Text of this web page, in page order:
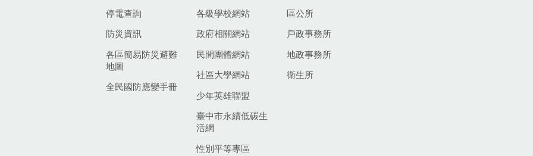
停電查詢
防災資訊
各區簡易防災避難
地圖
全民國防應變手冊
各級學校網站
政府相關網站
民間團體網站
社區大學網站
少年英雄聯盟
臺中市永續低碳生
活網
性別平等專區
區公所
戶政事務所
地政事務所
衛生所